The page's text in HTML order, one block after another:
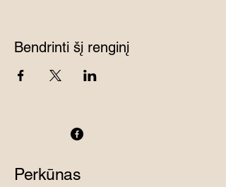
Bendrinti šį renginį
Perkūnas